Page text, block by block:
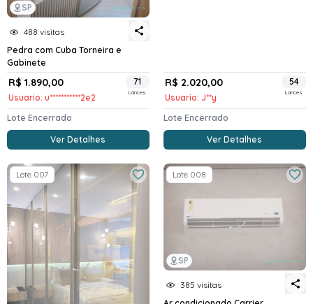
SP
488 visitas
Pedra com Cuba Torneira e
Gabinete
R$ 1.890,00
Usuario: u***********2e2
71
Lances
Lote Encerrado
Ver Detalhes
R$ 2.020,00
Usuario: J**y
54
Lances
Lote Encerrado
Ver Detalhes
Lote 007
SP
Lote 008
385 visitas